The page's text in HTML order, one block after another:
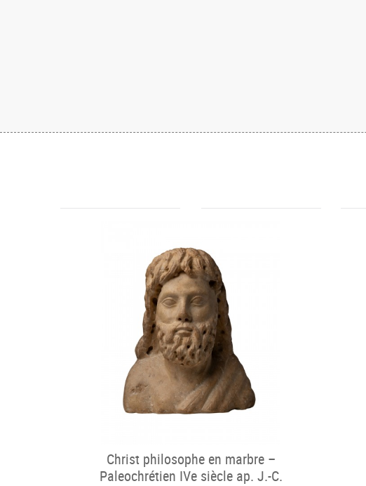
Christ philosophe en marbre –
Paleochrétien IVe siècle ap. J.-C.